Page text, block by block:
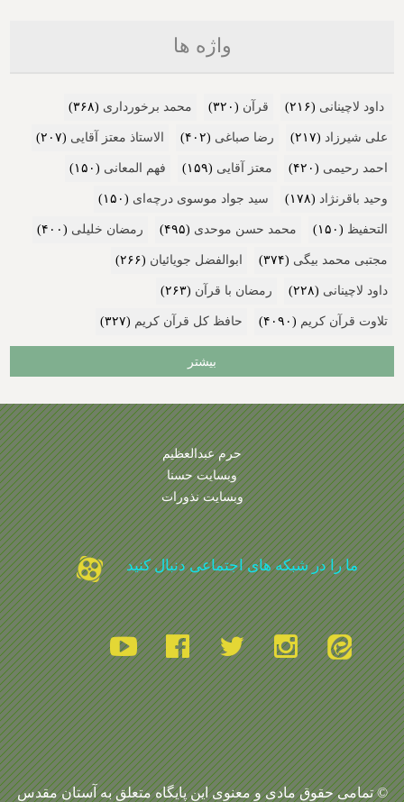
واژه ها
داود لاچینانی (۲۱۶) قرآن (۳۲۰) محمد برخورداری (۳۶۸)
علی شیرزاد (۲۱۷) رضا صباغی (۴۰۲) الاستاذ معتز آقایی (۲۰۷)
احمد رحیمی (۴۲۰) معتز آقایی (۱۵۹) فهم المعانی (۱۵۰)
وحید باقرنژاد (۱۷۸) سید جواد موسوی درچه‌ای (۱۵۰)
التحفیظ (۱۵۰) محمد حسن موحدی (۴۹۵) رمضان خلیلی (۴۰۰)
مجتبی محمد بیگی (۳۷۴) ابوالفضل جویائیان (۲۶۶)
داود لاچینانی (۲۲۸) رمضان با قرآن (۲۶۳)
تلاوت قرآن کریم (۴۰۹۰) حافظ کل قرآن کریم (۳۲۷)
بیشتر
حرم عبدالعظیم
وبسایت حسنا
وبسایت نذورات
ما را در شبکه های اجتماعی دنبال کنید
© تمامی حقوق مادی و معنوی این پایگاه متعلق به آستان مقدس